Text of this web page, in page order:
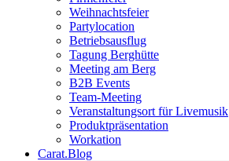
Weihnachtsfeier
Partylocation
Betriebsausflug
Tagung Berghütte
Meeting am Berg
B2B Events
Team-Meeting
Veranstaltungsort für Livemusik
Produktpräsentation
Workation
Carat.Blog